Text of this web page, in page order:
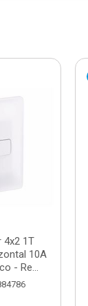
4x2 1T
10A
- Re...